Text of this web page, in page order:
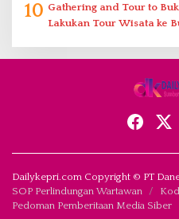
10 Gathering and Tour to
Lakukan Tour Wisata ke
Dailykepri.com Copyright © PT
SOP Perlindungan Wartawan
Pedoman Pemberitaan Media Siber